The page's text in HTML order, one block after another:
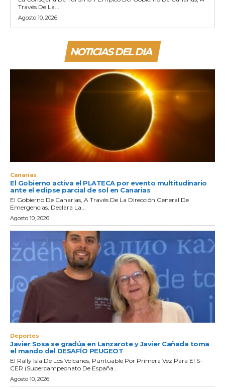
Través De La...
Agosto 10, 2026
NOTICIAS DEL DIA
Canarias
El Gobierno activa el PLATECA por evento multitudinario
ante el eclipse parcial de sol en Canarias
El Gobierno De Canarias, A Través De La Dirección General De
Emergencias, Declara La...
Agosto 10, 2026
Deportes
Javier Sosa se gradúa en Lanzarote y Javier Cañada toma
el mando del DESAFÍO PEUGEOT
El Rally Isla De Los Volcanes, Puntuable Por Primera Vez Para El S-
CER (Supercampeonato De España...
Agosto 10, 2026